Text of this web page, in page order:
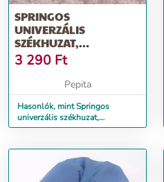
SPRINGOS
UNIVERZÁLIS
SZÉKHUZAT,
POLIÉSZTER, KÉK
3 290 Ft
Pepita
Hasonlók, mint Springos
univerzális székhuzat,
poliészter, kék